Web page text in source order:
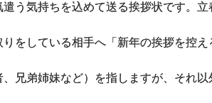
う気持ちを込めて送る挨拶状です。立
をしている相手へ「新年の挨拶を控
兄弟姉妹など）を指しますが、それ